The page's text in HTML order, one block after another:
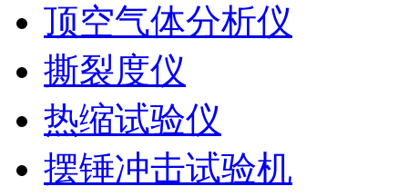
顶空气体分析仪
撕裂度仪
热缩试验仪
摆锤冲击试验机